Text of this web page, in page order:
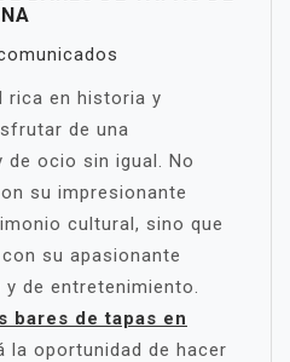
rica en historia y
de una
ocio sin igual. No
su impresionante
cultural, sino que
su apasionante
de entretenimiento.
bares de tapas en
la oportunidad de hacer